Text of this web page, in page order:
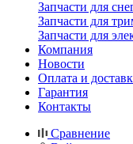
Запчасти для
Запчасти для
Запчасти для
Компания
Новости
Оплата и
Гарантия
Контакты
Сравнение